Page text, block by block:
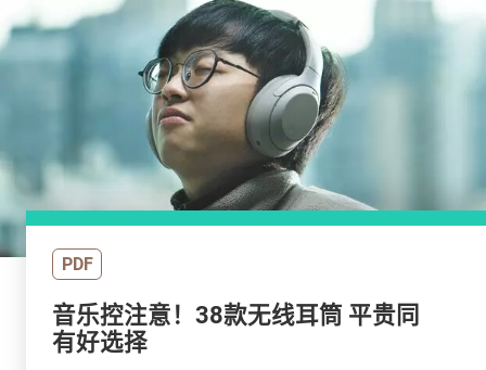
PDF
音乐控注意！38款无线耳筒 平贵同
有好选择